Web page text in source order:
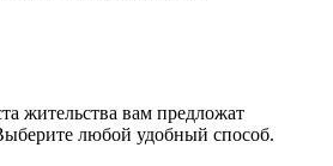
жительства вам предложат
любой удобный способ.